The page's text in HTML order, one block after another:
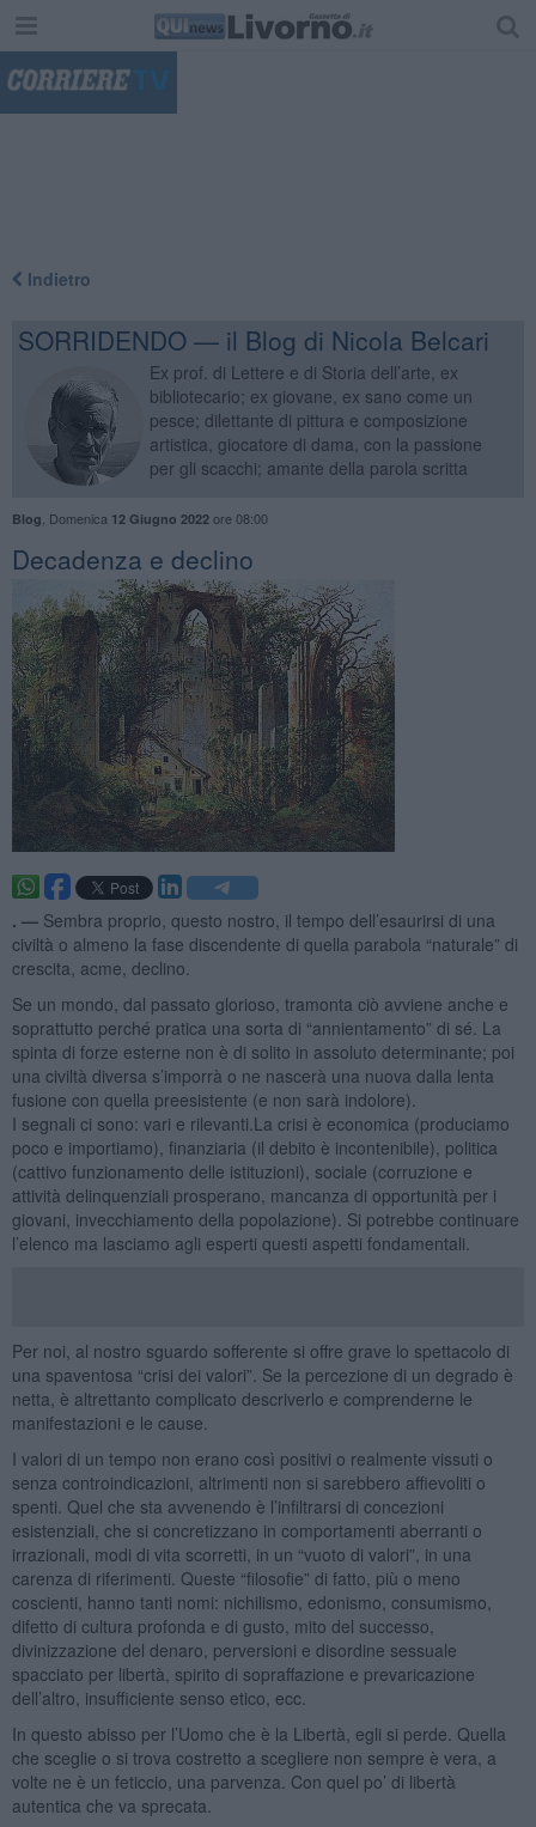
Indietro
SORRIDENDO — il Blog di Nicola Belcari
Ex prof. di Lettere e di Storia dell’arte, ex
bibliotecario; ex giovane, ex sano come un
pesce; dilettante di pittura e composizione
artistica, giocatore di dama, con la passione
per gli scacchi; amante della parola scritta
Blog Domenica 12 Giugno 2022ore 08:00
Decadenza e declino
. — Sembra proprio, questo nostro, il tempo dell’esaurirsi di una
civiltà o almeno la fase discendente di quella parabola “naturale” di
crescita, acme, declino.
Se un mondo, dal passato glorioso, tramonta ciò avviene anche e
soprattutto perché pratica una sorta di “annientamento” di sé. La
spinta di forze esterne non è di solito in assoluto determinante; poi
una civiltà diversa s’imporrà o ne nascerà una nuova dalla lenta
fusione con quella preesistente (e non sarà indolore).
I segnali ci sono: vari e rilevanti.La crisi è economica (produciamo
poco e importiamo), finanziaria (il debito è incontenibile), politica
(cattivo funzionamento delle istituzioni), sociale (corruzione e
attività delinquenziali prosperano, mancanza di opportunità per i
giovani, invecchiamento della popolazione). Si potrebbe continuare
l’elenco ma lasciamo agli esperti questi aspetti fondamentali.
Per noi, al nostro sguardo sofferente si offre grave lo spettacolo di
una spaventosa “crisi dei valori”. Se la percezione di un degrado è
netta, è altrettanto complicato descriverlo e comprenderne le
manifestazioni e le cause.
I valori di un tempo non erano così positivi o realmente vissuti o
senza controindicazioni, altrimenti non si sarebbero affievoliti o
spenti. Quel che sta avvenendo è l’infiltrarsi di concezioni
esistenziali, che si concretizzano in comportamenti aberranti o
irrazionali, modi di vita scorretti, in un “vuoto di valori”, in una
carenza di riferimenti. Queste “filosofie” di fatto, più o meno
coscienti, hanno tanti nomi: nichilismo, edonismo, consumismo,
difetto di cultura profonda e di gusto, mito del successo,
divinizzazione del denaro, perversioni e disordine sessuale
spacciato per libertà, spirito di sopraffazione e prevaricazione
dell’altro, insufficiente senso etico, ecc.
In questo abisso per l’Uomo che è la Libertà, egli si perde. Quella
che sceglie o si trova costretto a scegliere non sempre è vera, a
volte ne è un feticcio, una parvenza. Con quel po’ di libertà
autentica che va sprecata.